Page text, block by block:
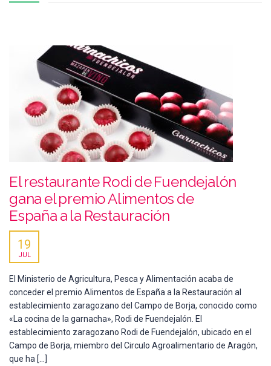
El restaurante Rodi de Fuendejalón
gana el premio Alimentos de
España a la Restauración
19
JUL
El Ministerio de Agricultura, Pesca y Alimentación acaba de
conceder el premio Alimentos de España a la Restauración al
establecimiento zaragozano del Campo de Borja, conocido como
«La cocina de la garnacha», Rodi de Fuendejalón. El
establecimiento zaragozano Rodi de Fuendejalón, ubicado en el
Campo de Borja, miembro del Circulo Agroalimentario de Aragón,
que ha […]